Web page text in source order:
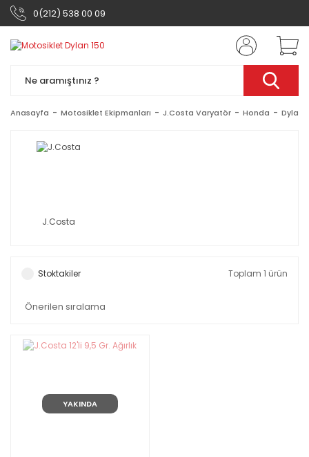
0(212) 538 00 09
Anasayfa Motosiklet Ekipmanları J.Costa Varyatör Honda Dylan
J.Costa
Stoktakiler Toplam 1 ürün
YAKINDA